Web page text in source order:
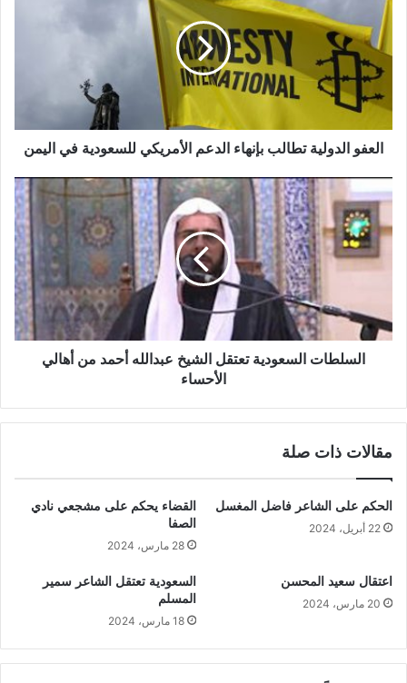
العفو الدولية تطالب بإنهاء الدعم الأمريكي للسعودية في اليمن
السلطات السعودية تعتقل الشيخ عبدالله أحمد من أهالي
الأحساء
مقالات ذات صلة
الحكم على الشاعر فاضل المغسل
22 أبريل، 2024
القضاء يحكم على مشجعي نادي
الصفا
28 مارس، 2024
اعتقال سعيد المحسن
20 مارس، 2024
السعودية تعتقل الشاعر سمير
المسلم
18 مارس، 2024